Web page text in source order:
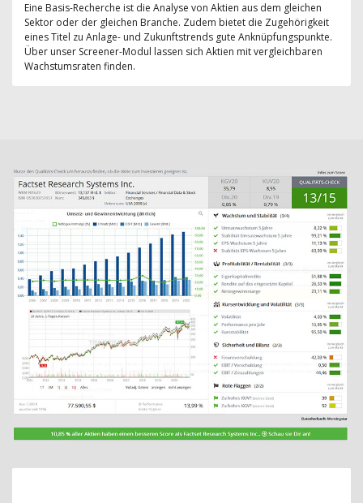
Eine Basis-Recherche ist die Analyse von Aktien aus dem gleichen
Sektor oder der gleichen Branche. Zudem bietet die Zugehörigkeit
eines Titel zu Anlage- und Zukunftstrends gute Anknüpfungspunkte.
Über unser Screener-Modul lassen sich Aktien mit vergleichbaren
Wachstumsraten finden.